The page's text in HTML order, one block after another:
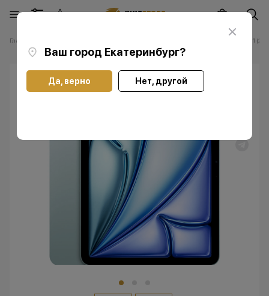
Ваш город Екатеринбург?
Да, верно Нет, другой
Главная Планшеты Apple iPad Air 11